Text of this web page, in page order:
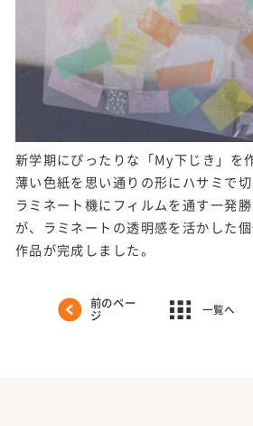
新学期にぴったりな「My下じき」を
薄い色紙を思い通りの形にハサミで切
ラミネート機にフィルムを通す一発
が、ラミネートの透明感を活かした
作品が完成しました。
前のペー
ジ 一覧へ